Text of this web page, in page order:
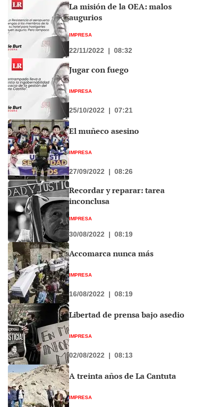
La misión de la OEA: malos
augurios
IMPRESA
22/11/2022 | 08:32
Jugar con fuego
IMPRESA
25/10/2022 | 07:21
El muñeco asesino
IMPRESA
27/09/2022 | 08:26
Recordar y reparar: tarea
inconclusa
IMPRESA
30/08/2022 | 08:19
Accomarca nunca más
IMPRESA
16/08/2022 | 08:19
Libertad de prensa bajo asedio
IMPRESA
02/08/2022 | 08:13
A treinta años de La Cantuta
IMPRESA